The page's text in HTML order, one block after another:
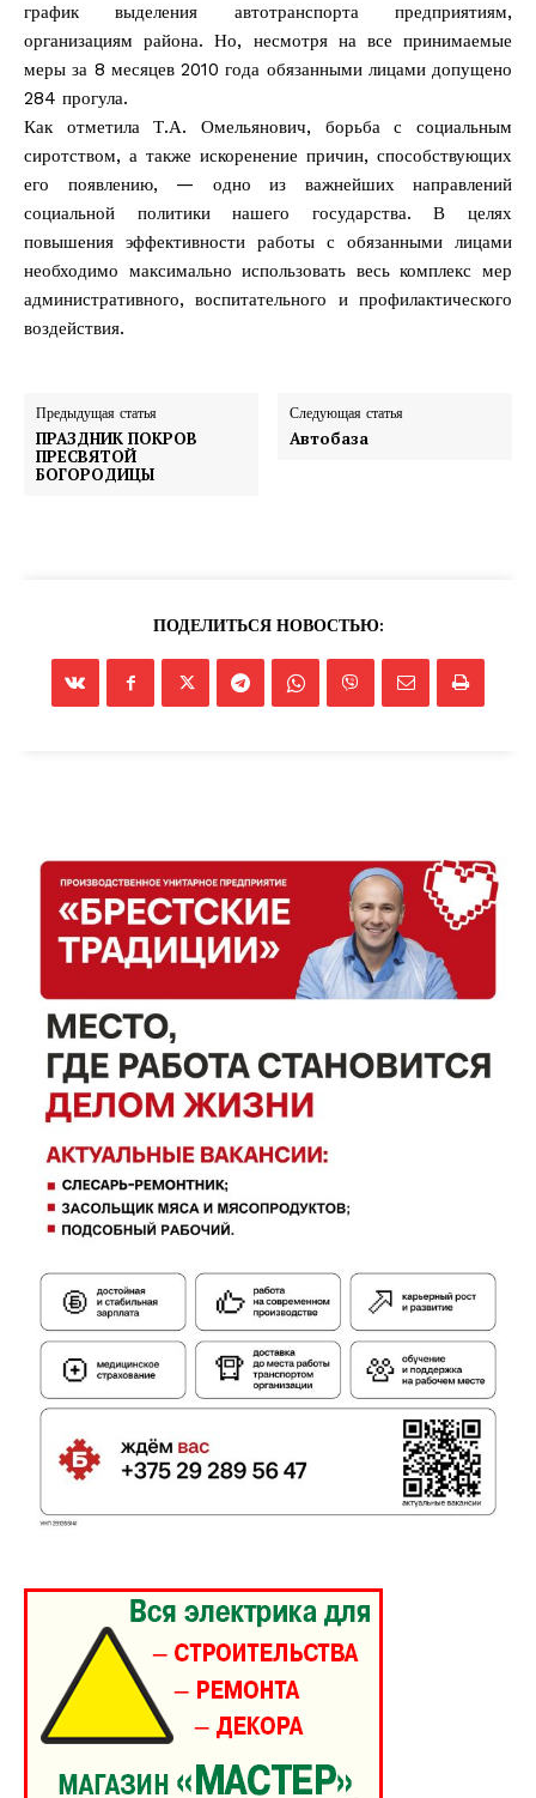
"Драгічынскі Веснік"
Редакция "ДВ"
Наша гісторыя
Контакты
Правила использования материалов
график выделения автотранспорта предприятиям,
организациям района. Но, несмотря на все принимаемые
меры за 8 месяцев 2010 года обязанными лицами допущено
284 прогула.
Как отметила Т.А. Омельянович, борьба с социальным
сиротством, а также искоренение причин, способствующих
его появлению, — одно из важнейших направлений
социальной политики нашего государства. В целях
повышения эффективности работы с обязанными лицами
необходимо максимально использовать весь комплекс мер
административного, воспитательного и профилактического
воздействия.
Предыдущая статья
ПРАЗДНИК ПОКРОВ
ПРЕСВЯТОЙ
БОГОРОДИЦЫ
Следующая статья
Автобаза
ПОДЕЛИТЬСЯ НОВОСТЬЮ: